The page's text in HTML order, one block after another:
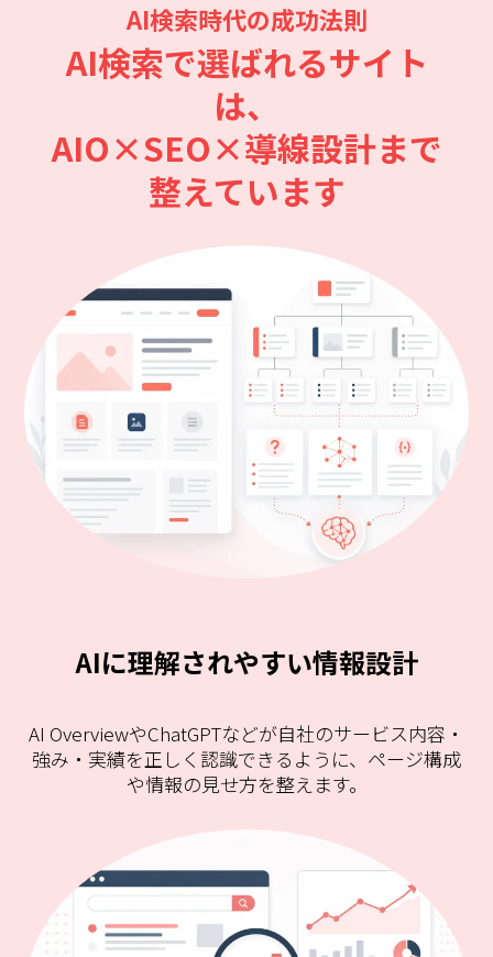
AI検索時代の成功法則
AI検索で選ばれるサイト
は、
AIO×SEO×導線設計まで
整えています
AIに理解されやすい情報設計
AI OverviewやChatGPTなどが自社のサービス内容・
強み・実績を正しく認識できるように、ページ構成
や情報の見せ方を整えます。